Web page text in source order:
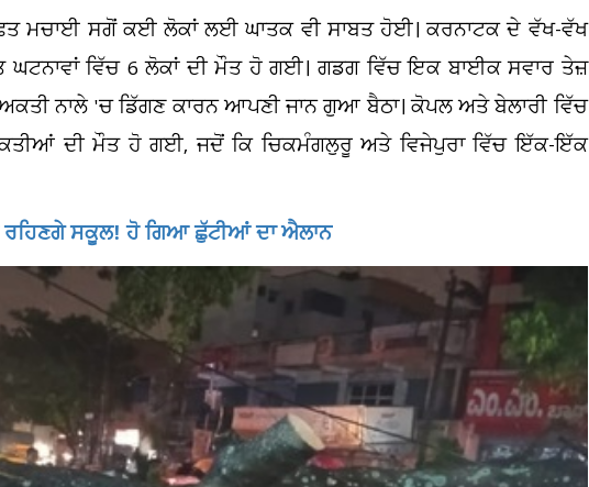
ਮਚਾਈ ਸਗੋਂ ਕਈ ਲੋਕਾਂ ਲਈ ਘਾਤਕ ਵੀ ਸਾਬਤ ਹੋਈ। ਕਰਨਾਟਕ ਦੇ ਵੱਖ-ਵੱਖ
ਘਟਨਾਵਾਂ ਵਿੱਚ 6 ਲੋਕਾਂ ਦੀ ਮੌਤ ਹੋ ਗਈ। ਗਡਗ ਵਿੱਚ ਇਕ ਬਾਈਕ ਸਵਾਰ ਤੇਜ਼
ਨਾਲੇ 'ਚ ਡਿੱਗਣ ਕਾਰਨ ਆਪਣੀ ਜਾਨ ਗੁਆ ਬੈਠਾ। ਕੋਪਲ ਅਤੇ ਬੇਲਾਰੀ ਵਿੱਚ
ਦੀ ਮੌਤ ਹੋ ਗਈ, ਜਦੋਂ ਕਿ ਚਿਕਮੰਗਲੁਰੂ ਅਤੇ ਵਿਜੇਪੁਰਾ ਵਿੱਚ ਇੱਕ-ਇੱਕ
ਰਹਿਣਗੇ ਸਕੂਲ! ਹੋ ਗਿਆ ਛੁੱਟੀਆਂ ਦਾ ਐਲਾਨ